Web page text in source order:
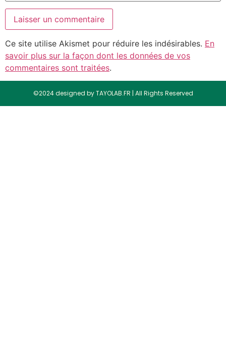
Ce site utilise Akismet pour réduire les indésirables. En
savoir plus sur la façon dont les données de vos
commentaires sont traitées.
©2024 designed by TAYOLAB.FR | All Rights Reserved